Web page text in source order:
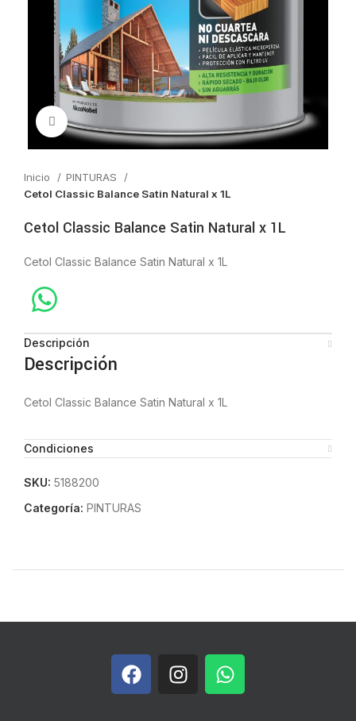
Click to enlarge
Inicio
PINTURAS
Cetol Classic Balance Satin Natural x 1L
Cetol Classic Balance Satin Natural x 1L
Cetol Classic Balance Satin Natural x 1L
Descripción
Descripción
Cetol Classic Balance Satin Natural x 1L
Condiciones
SKU: 5188200
Categoría: PINTURAS